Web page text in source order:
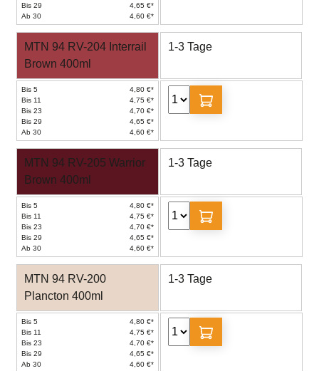
Bis 29
4,65 €*
Ab 30
4,60 €*
MTN 94 RV-204 Interrail
Brown 400ml
1-3 Tage
Bis 5
4,80 €*
Bis 11
4,75 €*
Bis 23
4,70 €*
Bis 29
4,65 €*
Ab 30
4,60 €*
MTN 94 RV-205 Warrior
Brown 400ml
1-3 Tage
Bis 5
4,80 €*
Bis 11
4,75 €*
Bis 23
4,70 €*
Bis 29
4,65 €*
Ab 30
4,60 €*
MTN 94 RV-200
Plancton 400ml
1-3 Tage
Bis 5
4,80 €*
Bis 11
4,75 €*
Bis 23
4,70 €*
Bis 29
4,65 €*
Ab 30
4,60 €*